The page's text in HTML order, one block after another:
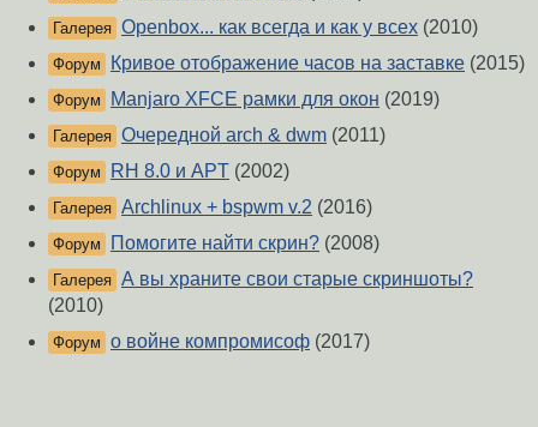
Галерея Openbox... как всегда и как у всех (2010)
Форум Кривое отображение часов на заставке (2015)
Форум Manjaro XFCE рамки для окон (2019)
Галерея Очередной arch & dwm (2011)
Форум RH 8.0 и APT (2002)
Галерея Archlinux + bspwm v.2 (2016)
Форум Помогите найти скрин? (2008)
Галерея А вы храните свои старые скриншоты?
(2010)
Форум о войне компромисоф (2017)